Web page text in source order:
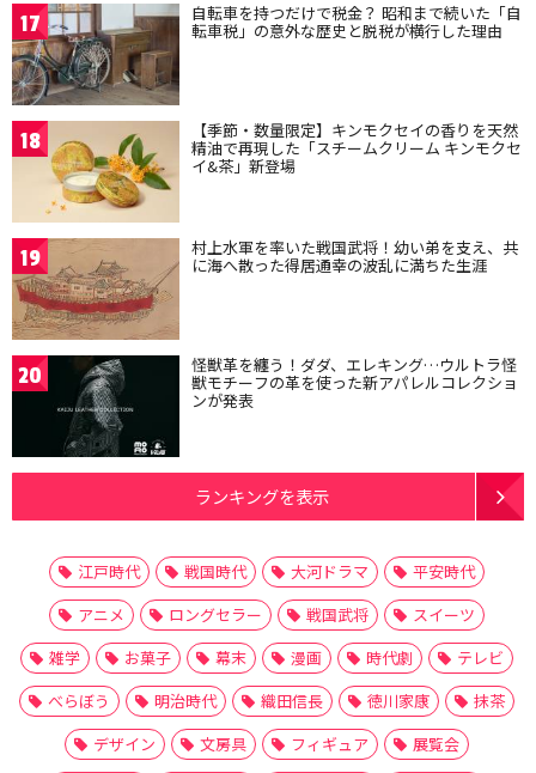
17 自転車を持つだけで税金？ 昭和まで続いた「自
転車税」の意外な歴史と脱税が横行した理由
18 【季節・数量限定】キンモクセイの香りを天然
精油で再現した「スチームクリーム キンモクセ
イ&茶」新登場
19 村上水軍を率いた戦国武将！幼い弟を支え、共
に海へ散った得居通幸の波乱に満ちた生涯
20 怪獣革を纏う！ダダ、エレキング…ウルトラ怪
獣モチーフの革を使った新アパレルコレクショ
ンが発表
ランキングを表示
江戸時代 戦国時代 大河ドラマ
平安時代
アニメ
ロングセラー 戦国武将
スイーツ
雑学
お菓子 幕末 漫画 時代劇
テレビ
べらぼう
明治時代 織田信長 徳川家康
抹茶
デザイン
文房具 フィギュア
展覧会